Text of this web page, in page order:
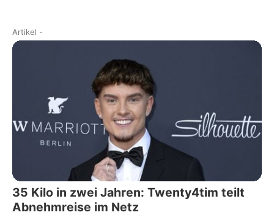
Artikel -
35 Kilo in zwei Jahren: Twenty4tim teilt
Abnehmreise im Netz